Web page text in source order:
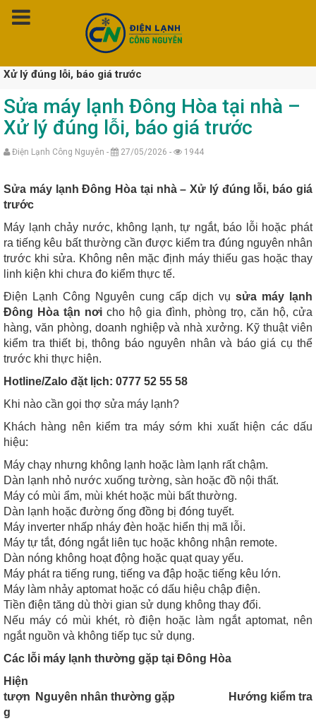
Xử lý đúng lỗi, báo giá trước
Sửa máy lạnh Đông Hòa tại nhà –
Xử lý đúng lỗi, báo giá trước
Điện Lạnh Công Nguyên - 27/05/2026 - 1944
Sửa máy lạnh Đông Hòa tại nhà – Xử lý đúng lỗi, báo giá
trước
Máy lạnh chảy nước, không lạnh, tự ngắt, báo lỗi hoặc phát
ra tiếng kêu bất thường cần được kiểm tra đúng nguyên nhân
trước khi sửa. Không nên mặc định máy thiếu gas hoặc thay
linh kiện khi chưa đo kiểm thực tế.
Điện Lạnh Công Nguyên cung cấp dịch vụ sửa máy lạnh
Đông Hòa tận nơi cho hộ gia đình, phòng trọ, căn hộ, cửa
hàng, văn phòng, doanh nghiệp và nhà xưởng. Kỹ thuật viên
kiểm tra thiết bị, thông báo nguyên nhân và báo giá cụ thể
trước khi thực hiện.
Hotline/Zalo đặt lịch: 0777 52 55 58
Khi nào cần gọi thợ sửa máy lạnh?
Khách hàng nên kiểm tra máy sớm khi xuất hiện các dấu
hiệu:
Máy chạy nhưng không lạnh hoặc làm lạnh rất chậm.
Dàn lạnh nhỏ nước xuống tường, sàn hoặc đồ nội thất.
Máy có mùi ẩm, mùi khét hoặc mùi bất thường.
Dàn lạnh hoặc đường ống đồng bị đóng tuyết.
Máy inverter nhấp nháy đèn hoặc hiển thị mã lỗi.
Máy tự tắt, đóng ngắt liên tục hoặc không nhận remote.
Dàn nóng không hoạt động hoặc quạt quay yếu.
Máy phát ra tiếng rung, tiếng va đập hoặc tiếng kêu lớn.
Máy làm nhảy aptomat hoặc có dấu hiệu chập điện.
Tiền điện tăng dù thời gian sử dụng không thay đổi.
Nếu máy có mùi khét, rò điện hoặc làm ngắt aptomat, nên
ngắt nguồn và không tiếp tục sử dụng.
Các lỗi máy lạnh thường gặp tại Đông Hòa
Hiện
tượn
g
Nguyên nhân thường gặp Hướng kiểm tra